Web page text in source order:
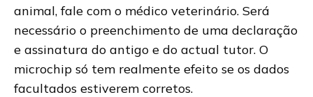
animal, fale com o médico veterinário. Será
necessário o preenchimento de uma declaração
e assinatura do antigo e do actual tutor. O
microchip só tem realmente efeito se os dados
facultados estiverem corretos.